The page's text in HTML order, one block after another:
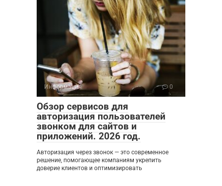
Информация 0
Обзор сервисов для
авторизация пользователей
звонком для сайтов и
приложений. 2026 год.
Авторизация через звонок — это современное
решение, помогающее компаниям укрепить
доверие клиентов и оптимизировать